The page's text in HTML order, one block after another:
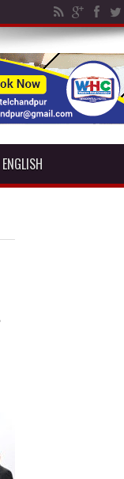
ENGLISH